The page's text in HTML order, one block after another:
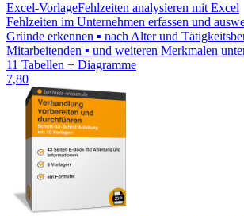
Excel-VorlageFehlzeiten analysieren mit Excel
Fehlzeiten im Unternehmen erfassen und
Gründe erkennen ▪ nach Alter und
Mitarbeitenden ▪ und weiteren Merkmalen
11 Tabellen + Diagramme
7,80